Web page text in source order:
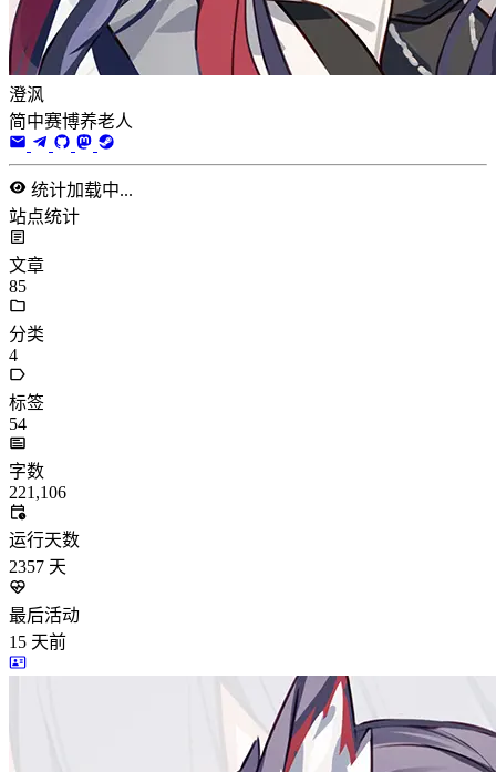
澄沨
简中赛博养老人
统计加载中...
站点统计
文章
85
分类
4
标签
54
字数
221,106
运行天数
2357 天
最后活动
15 天前